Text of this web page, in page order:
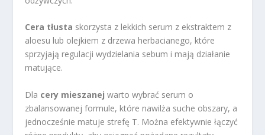
Cera tłusta skorzysta z lekkich serum z ekstraktem z
aloesu lub olejkiem z drzewa herbacianego, które
sprzyjają regulacji wydzielania sebum i mają działanie
matujące.
Dla cery mieszanej warto wybrać serum o
zbalansowanej formule, które nawilża suche obszary, a
jednocześnie matuje strefę T. Można efektywnie łączyć